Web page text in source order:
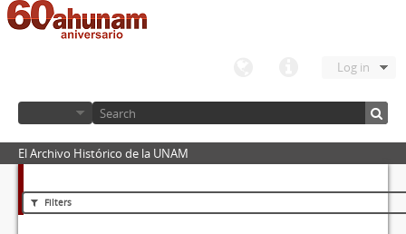
Log in
El Archivo Histórico de la UNAM
Filters